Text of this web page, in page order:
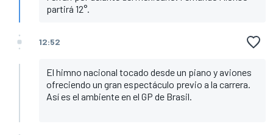
partirá 12°.
12:52
El himno nacional tocado desde un piano y aviones
ofreciendo un gran espectáculo previo a la carrera.
Así es el ambiente en el GP de Brasil.